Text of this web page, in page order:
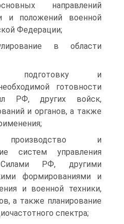
направлений
и положений военной
Федерации;
в области
подготовку и
готовности
РФ, других войск,
и органов, а также
производство и
систем управления
РФ, другими
формированиями и
и военной техники,
а также планирование
спектра;